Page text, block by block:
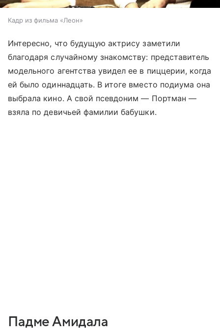
Кадр из фильма «Леон»
Интересно, что будущую актрису заметили
благодаря случайному знакомству: представитель
модельного агентства увидел ее в пиццерии, когда
ей было одиннадцать. В итоге вместо подиума она
выбрала кино. А свой псевдоним — Портман —
взяла по девичьей фамилии бабушки.
Падме Амидала